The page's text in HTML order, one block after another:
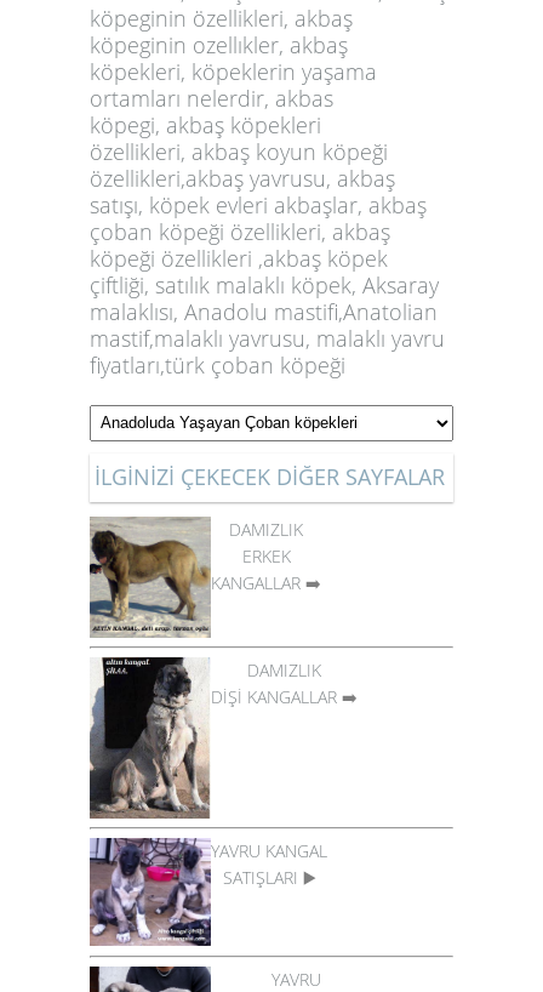
köpeginin özellikleri, akbaş
köpeginin ozellıkler, akbaş
köpekleri, köpeklerin yaşama
ortamları nelerdir, akbas
köpegi, akbaş köpekleri
özellikleri, akbaş koyun köpeği
özellikleri,akbaş yavrusu, akbaş
satışı, köpek evleri akbaşlar, akbaş
çoban köpeği özellikleri, akbaş
köpeği özellikleri ,akbaş köpek
çiftliği, satılık malaklı köpek, Aksaray
malaklısı, Anadolu mastifi,Anatolian
mastif,malaklı yavrusu, malaklı yavru
fiyatları,türk çoban köpeği
İLGİNİZİ ÇEKECEK DİĞER SAYFALAR
DAMIZLIK
ERKEK
KANGALLAR ➡️
DAMIZLIK
DİŞİ KANGALLAR ➡️
YAVRU KANGAL
SATIŞLARI ▶️
YAVRU